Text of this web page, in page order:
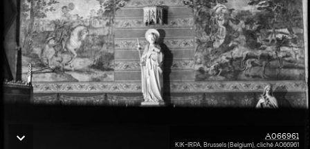
A066961
KIK-IRPA, Brussels (Belgium), cliché A066961